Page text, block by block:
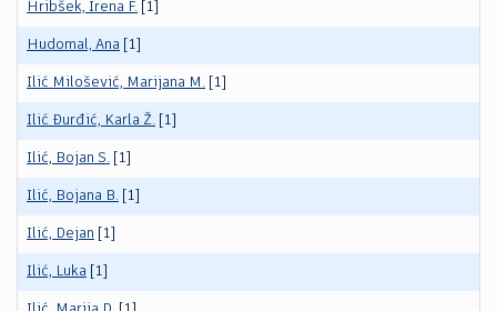
Hribšek, Irena F. [1]
Hudomal, Ana [1]
Ilić Milošević, Marijana M. [1]
Ilić Đurđić, Karla Ž. [1]
Ilić, Bojan S. [1]
Ilić, Bojana B. [1]
Ilić, Dejan [1]
Ilić, Luka [1]